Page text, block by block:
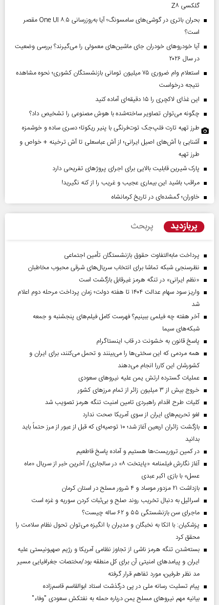
گلکسی Z۸
بحران باتری در گوشی‌های سامسونگ؛ آیا به‌روزرسانی One UI ۸.۵ مقصر
است؟
آیا خودروهای خودران جای ماشین‌های معمولی را می‌گیرند؟ بررسی وضعیت
در سال ۲۰۲۶
استعلام وام ضروری ۷۵ میلیون تومانی بازنشستگان کشوری؛ نحوه مشاهده
نتیجه درخواست
این غذای لاکچری را ۱۵ دقیقه‌ای آماده کنید
چگونه می‌توان تصاویر ساخته‌شده با هوش مصنوعی را تشخیص داد؟
طرز تهیه تارت فلپ‌جک توت‌فرنگی با پنیر ریکوتا؛ دسری ساده و خوشمزه
آشنایی با آش‌های اصیل ایرانی؛ از آش عباسعلی تا آش ترخینه + خواص و
طرز تهیه
پارک شیرین قابلیت‌ بالایی برای اجرای پروژهای تفریحی دارد
مراقب باشید این بیماری عجیب و غریب را از کنه نگیرید!
خاوران؛ گمشده‌ای در تاریخ کرمانشاه
پربازدید پربحث
پرداخت مابه‌التفاوت حقوق بازنشستگان تأمین اجتماعی
نظرسنجی شبکه تماشا برای انتخاب سریال‌های شرقی محبوب مخاطبان
«نظم ایرانی» در تنگه هرمز غیرقابل بازگشت است
واریز سود سهام عدالت ۱۴۰۴ تا هفته دولت؛ زمان پرداخت مرحله دوم اعلام
شد
آخر هفته چه فیلمی ببینیم؟ فهرست کامل فیلم‌های پنجشنبه و جمعه
شبکه‌های سیما
پاسخ قانون به خشونت در قاب اینستاگرام
همه مردمی که این سختی‌ها را می‌بینند و تحمل می‌کنند، برای ایران و
کشورشان این کاررا انجام می‌دهند
عملیات گسترده ارتش یمن علیه نیروهای سعودی
خروج بیش از ۳ میلیون زائر از تمام مرز‌های کشور
کلیات طرح اقدام راهبردی تامین امنیت تنگه هرمز تصویب شد
لغو تحریم‌های ایران از سوی آمریکا صحت ندارد
بازگشت زائران اربعین آغاز شد؛ ۱۰ توصیه‌ای که قبل از عبور از مرز حتماً باید
بدانید
در کمین تروریست‌ها هستیم و آماده پاسخ قاطعیم
آغاز نگارش فیلمنامه «پایتخت ۸» در سالجاری/ آخرین خبر از سریال «ماه
عسل» با بازی اکبر عبدی
بازداشت ۲۱ مزدور موساد و ۴ شرور مسلح در استان کرمان
اسرائیل به دنبال تخریب روند صلح و بی‌ثبات کردن سوریه و غزه است
ماجرای سن بازنشستگی ۵۵ و ۶۲ ساله چیست؟
پزشکیان: با اتکا به نخبگان و مدیران با انگیزه می‌توان تحول نظام سلامت را
محقق کرد
بسته‌شدن تنگه هرمز ناشی از تجاوز نظامی آمریکا و رژیم صهیونیستی علیه
ایران و پیامد‌های امنیتی آن برای کل منطقه بود/مختصات جغرافیایی مسیر
مد نظر طرفین، مورد تفاهم قرار گرفته
پیام تسلیت رسانه ملی در پی درگذشت استاد ابوالقاسم قاسم‌زاده
بیانیه مهم نیروهای مسلح یمن درباره حمله به نفتکش سعودی "وفاء"